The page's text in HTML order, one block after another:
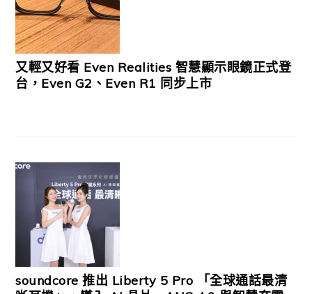
又輕又好看 Even Realities 智慧顯示眼鏡正式登
台，Even G2、Even R1 同步上市
soundcore 推出 Liberty 5 Pro 「全球通話最清